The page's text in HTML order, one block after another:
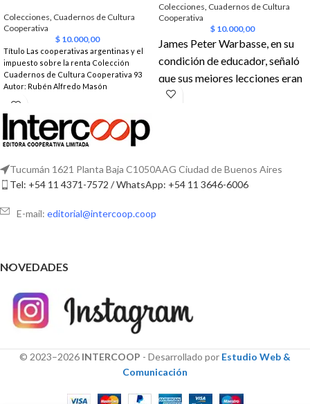
Colecciones, Cuadernos de Cultura
Cooperativa
$ 10.000,00
Título Las cooperativas argentinas y el
impuesto sobre la renta Colección
Cuadernos de Cultura Cooperativa 93
Autor: Rubén Alfredo Masón
Colecciones Cuadernos de Cultura
Cooperativa
$ 10.000,00
James Peter Warbasse, en su
condición de educador, señaló
que sus mejores lecciones eran
las desarrolladas en este libro.
Tucumán 1621 Planta Baja C1050AAG Ciudad de Buenos Aires
Tel: +54 11 4371-7572 / WhatsApp: +54 11 3646-6006
E-mail: editorial@intercoop.coop
NOVEDADES
© 2023–2026 INTERCOOP - Desarrollado por Estudio Web &
Comunicación